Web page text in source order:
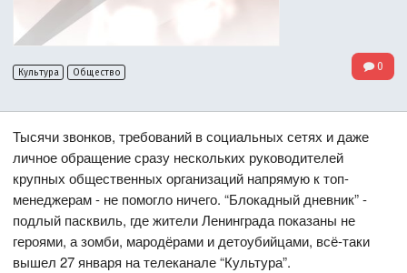
Культура Общество 0
Тысячи звонков, требований в социальных сетях и даже
личное обращение сразу нескольких руководителей
крупных общественных организаций напрямую к топ-
менеджерам - не помогло ничего. “Блокадный дневник” -
подлый пасквиль, где жители Ленинграда показаны не
героями, а зомби, мародёрами и детоубийцами, всё-таки
вышел 27 января на телеканале “Культура”.